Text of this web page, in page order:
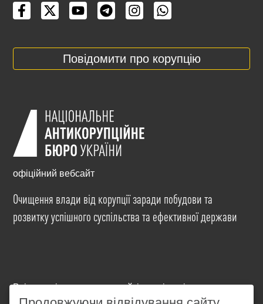
Повідомити про корупцію
офіційний вебсайт
Очищення влади від корупції заради побудови та
розвитку успішного суспільства та ефективної держави
Всі матеріали на цьому сайті розміщені на умовах
ліцензіїCreative Commons Attribution-NonCommercial-